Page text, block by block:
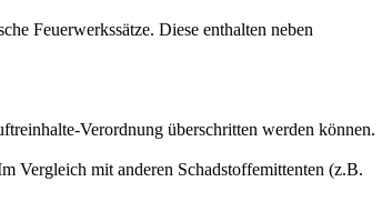
Feuerwerkssätze. Diese enthalten neben
Verordnung überschritten werden können.
Vergleich mit anderen Schadstoffemittenten (z.B.